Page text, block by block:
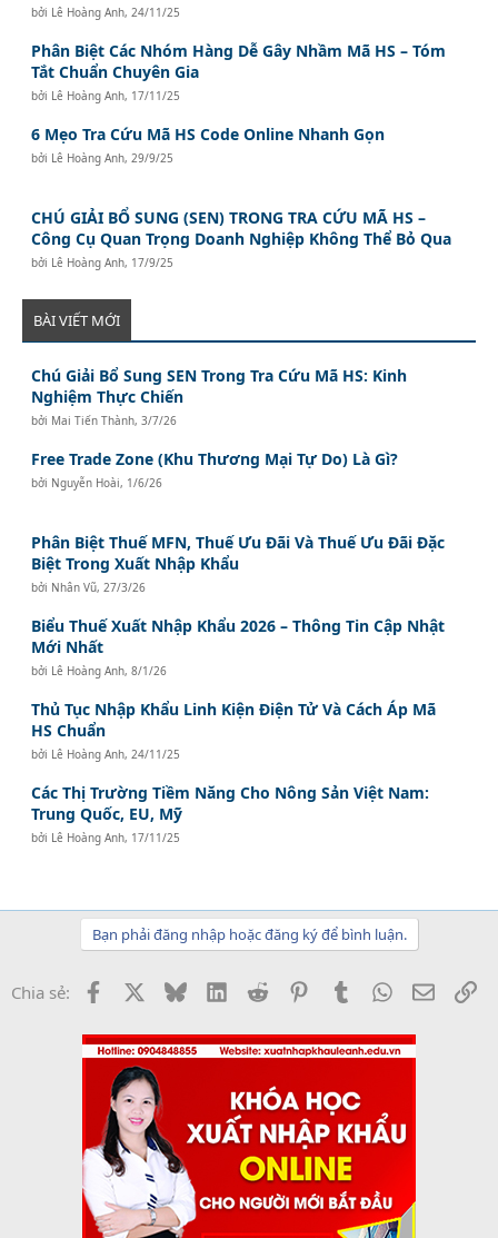
bởi Lê Hoàng Anh, 24/11/25
Phân Biệt Các Nhóm Hàng Dễ Gây Nhầm Mã HS – Tóm
Tắt Chuẩn Chuyên Gia
bởi Lê Hoàng Anh, 17/11/25
6 Mẹo Tra Cứu Mã HS Code Online Nhanh Gọn
bởi Lê Hoàng Anh, 29/9/25
CHÚ GIẢI BỔ SUNG (SEN) TRONG TRA CỨU MÃ HS –
Công Cụ Quan Trọng Doanh Nghiệp Không Thể Bỏ Qua
bởi Lê Hoàng Anh, 17/9/25
BÀI VIẾT MỚI
Chú Giải Bổ Sung SEN Trong Tra Cứu Mã HS: Kinh
Nghiệm Thực Chiến
bởi Mai Tiến Thành,3/7/26
Free Trade Zone (Khu Thương Mại Tự Do) Là Gì?
bởi Nguyễn Hoài, 1/6/26
Phân Biệt Thuế MFN, Thuế Ưu Đãi Và Thuế Ưu Đãi Đặc
Biệt Trong Xuất Nhập Khẩu
bởi Nhân Vũ, 27/3/26
Biểu Thuế Xuất Nhập Khẩu 2026 – Thông Tin Cập Nhật
Mới Nhất
bởi Lê Hoàng Anh,8/1/26
Thủ Tục Nhập Khẩu Linh Kiện Điện Tử Và Cách Áp Mã
HS Chuẩn
bởi Lê Hoàng Anh, 24/11/25
Các Thị Trường Tiềm Năng Cho Nông Sản Việt Nam:
Trung Quốc, EU, Mỹ
bởi Lê Hoàng Anh, 17/11/25
Bạn phải đăng nhập hoặc đăng ký để bình luận.
Chia sẻ: Facebook BlueskyLinkedInReddit PinterestTumblrWhatsApp
Email